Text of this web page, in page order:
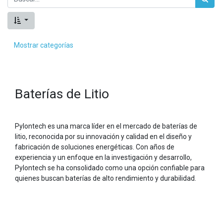
Mostrar categorías
Baterías de Litio
Pylontech es una marca líder en el mercado de baterías de
litio, reconocida por su innovación y calidad en el diseño y
fabricación de soluciones energéticas. Con años de
experiencia y un enfoque en la investigación y desarrollo,
Pylontech se ha consolidado como una opción confiable para
quienes buscan baterías de alto rendimiento y durabilidad.